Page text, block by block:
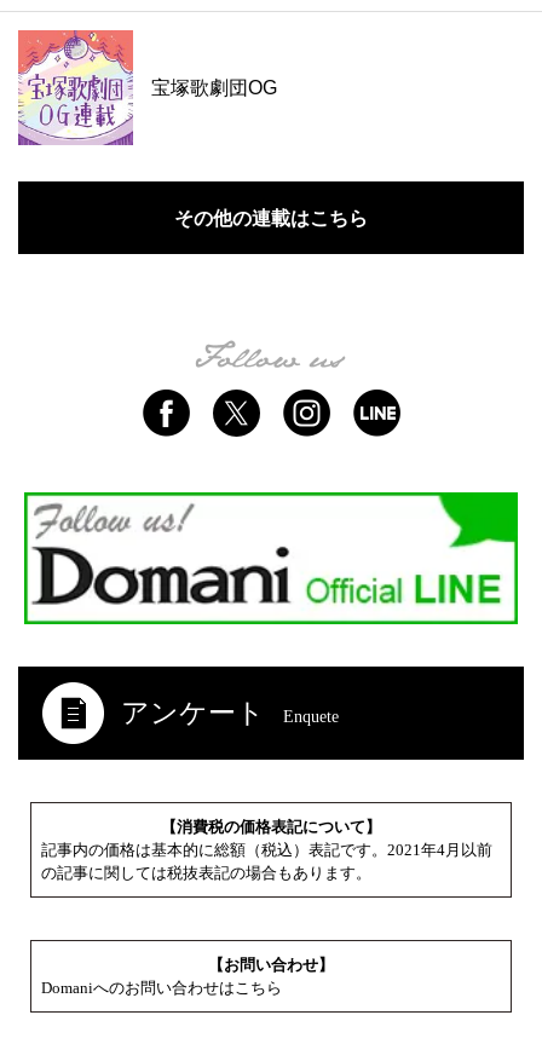
宝塚歌劇団OG
その他の連載はこちら
アンケート Enquete
【消費税の価格表記について】
記事内の価格は基本的に総額（税込）表記です。2021年4月以前
の記事に関しては税抜表記の場合もあります。
【お問い合わせ】
Domaniへのお問い合わせはこちら